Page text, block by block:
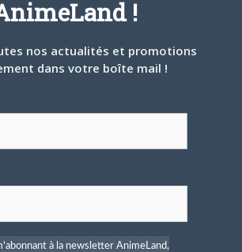
est
!
nos actualités et promotions
dans votre boîte mail !
à la newsletter AnimeLand,